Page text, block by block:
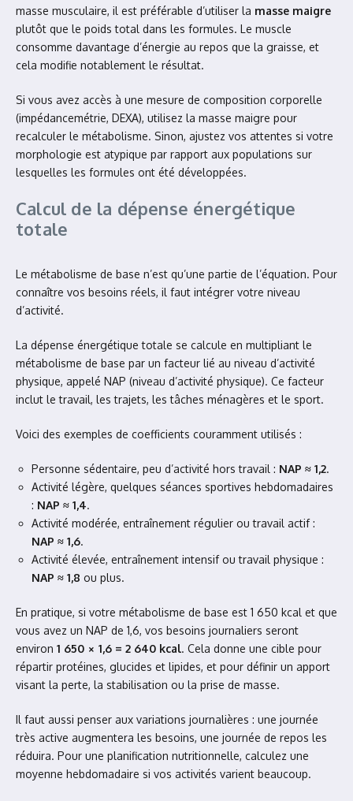
masse musculaire, il est préférable d’utiliser la masse maigre
plutôt que le poids total dans les formules. Le muscle
consomme davantage d’énergie au repos que la graisse, et
cela modifie notablement le résultat.
Si vous avez accès à une mesure de composition corporelle
(impédancemétrie, DEXA), utilisez la masse maigre pour
recalculer le métabolisme. Sinon, ajustez vos attentes si votre
morphologie est atypique par rapport aux populations sur
lesquelles les formules ont été développées.
Calcul de la dépense énergétique
totale
Le métabolisme de base n’est qu’une partie de l’équation. Pour
connaître vos besoins réels, il faut intégrer votre niveau
d’activité.
La dépense énergétique totale se calcule en multipliant le
métabolisme de base par un facteur lié au niveau d’activité
physique, appelé NAP (niveau d’activité physique). Ce facteur
inclut le travail, les trajets, les tâches ménagères et le sport.
Voici des exemples de coefficients couramment utilisés :
Personne sédentaire, peu d’activité hors travail : NAP ≈ 1,2.
Activité légère, quelques séances sportives hebdomadaires
: NAP ≈ 1,4.
Activité modérée, entraînement régulier ou travail actif :
NAP ≈ 1,6.
Activité élevée, entraînement intensif ou travail physique :
NAP ≈ 1,8 ou plus.
En pratique, si votre métabolisme de base est 1 650 kcal et que
vous avez un NAP de 1,6, vos besoins journaliers seront
environ 1 650 × 1,6 = 2 640 kcal. Cela donne une cible pour
répartir protéines, glucides et lipides, et pour définir un apport
visant la perte, la stabilisation ou la prise de masse.
Il faut aussi penser aux variations journalières : une journée
très active augmentera les besoins, une journée de repos les
réduira. Pour une planification nutritionnelle, calculez une
moyenne hebdomadaire si vos activités varient beaucoup.